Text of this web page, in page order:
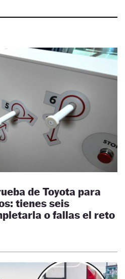
de Toyota para
tienes seis
o fallas el reto